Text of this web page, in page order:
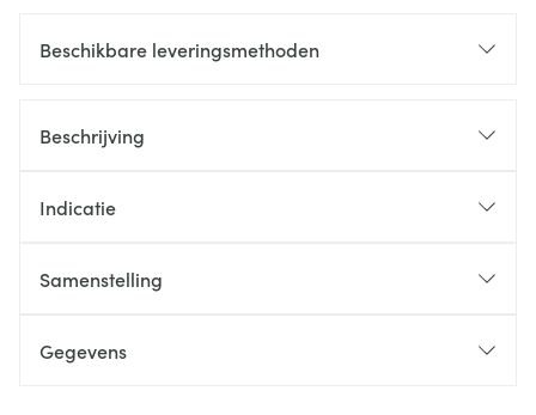
Beschikbare leveringsmethoden
Beschrijving
Indicatie
Samenstelling
Gegevens